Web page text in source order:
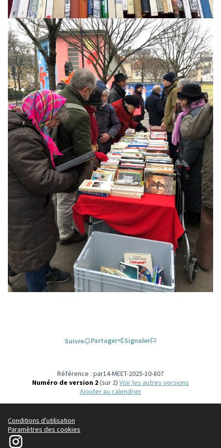
Suivre Partager Signaler
Référence : par14-MEET-2025-10-807
Numéro de version 2(sur 2)
voir les autres versions
Ajouter au calendrier
Conditions d'utilisation
Paramètres des cookies
Le14participe sur Instagram